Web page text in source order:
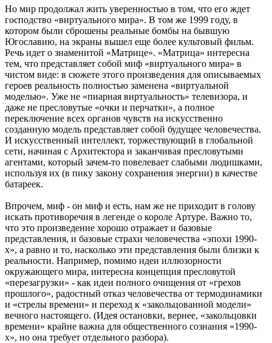
Но мир продолжал жить уверенностью в том, что его ждет
господство «виртуального мира». В том же 1999 году, в
котором были сброшены реальные бомбы на бывшую
Югославию, на экраны вышел еще более культовый фильм.
Речь идет о знаменитой «Матрице». «Матрица» интересна
тем, что представляет собой миф «виртуального мира» в
чистом виде: в сюжете этого произведения для описываемых
героев реальность полностью заменена «виртуальной
моделью». Уже не «пиарная виртуальность» телевизора, и
даже не пресловутые «очки и перчатки», а полное
переключение всех органов чувств на искусственно
созданную модель представляет собой будущее человечества.
И искусственный интеллект, торжествующий в глобальной
сети, начиная с Архитектора и заканчивая пресловутыми
агентами, который зачем-то повелевает слабыми людишками,
используя их (в пику закону сохранения энергии) в качестве
батареек.
Впрочем, миф - он миф и есть, нам же не приходит в голову
искать противоречия в легенде о короле Артуре. Важно то,
что это произведение хорошо отражает и базовые
представления, и базовые страхи человечества «эпохи 1990-
х», а равно и то, насколько эти представления были близки к
реальности. Например, помимо идеи иллюзорности
окружающего мира, интересна концепция пресловутой
«перезагрузки» - как идеи полного очищения от «грехов
прошлого», радостный отказ человечества от термодинамики
и «стрелы времени» и переход к «закольцованной модели»
вечного настоящего. (Идея остановки, вернее, «закольцовки
времени» крайне важна для общественного сознания «1990-
х», но она требует отдельного разбора).